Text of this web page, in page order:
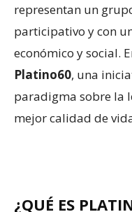
representan un
participativo y con
económico y social.
Platino60, una
paradigma sobre la
mejor calidad de
¿QUÉ ES